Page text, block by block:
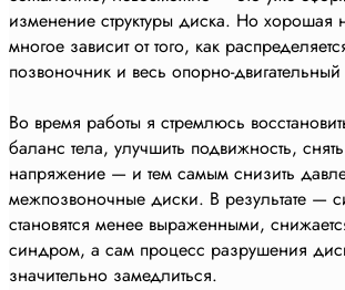
изменение структуры диска. Но хорошая
многое зависит от того, как
позвоночник и весь опорно-двигательный
Во время работы я стремлюсь
баланс тела, улучшить подвижность,
напряжение — и тем самым снизить
межпозвоночные диски. В результате —
становятся менее выраженными,
синдром, а сам процесс разрушения
значительно замедлиться.